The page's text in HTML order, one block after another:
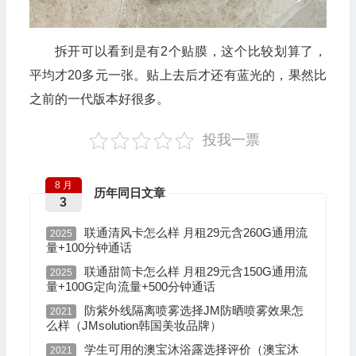
拆开可以看到是有2个贴膜，这个比较划算了，
平均才20多元一张。贴上去后才还有蓝光的，果然比
之前的一代版本好很多。
投我一票
历年同日文章
8 月
3
2025
联通清风卡怎么样 月租29元含260G通用流
量+100分钟通话
2025
联通甜筒卡怎么样 月租29元含150G通用流
量+100G定向流量+500分钟通话
2021
防紫外线隔离喷雾选择JM防晒喷雾效果怎
么样（JMsolution韩国美妆品牌）
2021 学生可用的澳宝沐浴露选择评价（澳宝沐